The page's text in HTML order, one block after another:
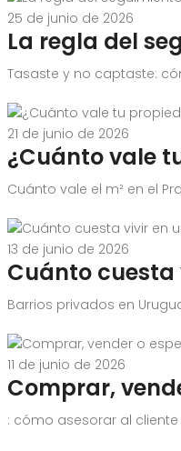
25 de junio de 2026
La regla del
Tasaste y no captaste:
21 de junio de 2026
¿Cuánto vale
Cuánto vale el m² en el
13 de junio de 2026
Cuánto
Barrios privados en
11 de junio de 2026
Comprar,
: cómo asesorar al